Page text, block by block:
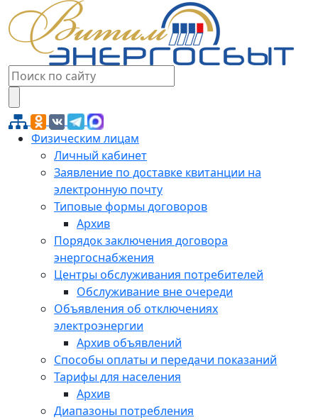
Физическим лицам
Личный кабинет
Заявление по доставке квитанции на
электронную почту
Типовые формы договоров
Архив
Порядок заключения договора
энергоснабжения
Центры обслуживания потребителей
Обслуживание вне очереди
Объявления об отключениях
электроэнергии
Архив объявлений
Способы оплаты и передачи показаний
Тарифы для населения
Архив
Диапазоны потребления